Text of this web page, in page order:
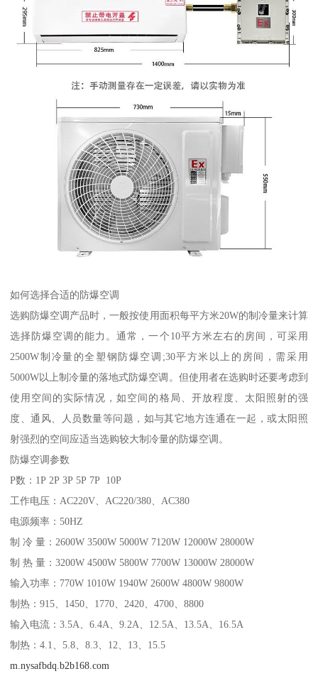
如何选择合适的防爆空调
选购防爆空调产品时，一般按使用面积每平方米20W的制冷量来计算
选择防爆空调的能力。通常，一个10平方米左右的房间，可采用
2500W制冷量的全塑钢防爆空调;30平方米以上的房间，需采用
5000W以上制冷量的落地式防爆空调。但使用者在选购时还要考虑到
使用空间的实际情况，如空间的格局、开放程度、太阳照射的强
度、通风、人员数量等问题，如与其它地方连通在一起，或太阳照
射强烈的空间应适当选购较大制冷量的防爆空调。
防爆空调参数
P数：1P 2P 3P 5P 7P 10P
工作电压：AC220V、AC220/380、AC380
电源频率：50HZ
制 冷 量：2600W 3500W 5000W 7120W 12000W 28000W
制 热 量：3200W 4500W 5800W 7700W 13000W 28000W
输入功率：770W 1010W 1940W 2600W 4800W 9800W
制热：915、1450、1770、2420、4700、8800
输入电流：3.5A、6.4A、9.2A、12.5A、13.5A、16.5A
制热：4.1、5.8、8.3、12、13、15.5
m.nysafbdq.b2b168.com